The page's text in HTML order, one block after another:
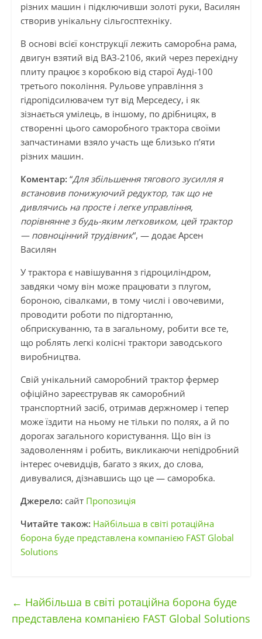
різних машин і підключивши золоті руки, Василян
створив унікальну сільгосптехніку.
В основі всієї конструкції лежить саморобна рама,
двигун взятий від ВАЗ-2106, який через перехідну
плиту працює з коробкою від старої Ауді-100
третього покоління. Рульове управління з
гідропідсилювачем тут від Мерседесу, і як
зізнається умілець, в іншому, по дрібницях, в
створенні цього саморобного трактора своїми
запчастинами взяло участь ще близько п’яти
різних машин.
Коментар: “Для збільшення тягового зусилля я
встановив понижуючий редуктор, так що не
дивлячись на просте і легке управління,
порівнянне з будь-яким легковиком, цей трактор
— повноцінний трудівник“, — додає Арсен
Василян
У трактора є навішування з гідроциліндром,
завдяки чому він може працювати з плугом,
бороною, сівалками, в тому числі і овочевими,
проводити роботи по підгортанню,
обприскуванню, та в загальному, робити все те,
що роблять легкі колісні трактори заводського
виробництва.
Свій унікальний саморобний трактор фермер
офіційно зареєстрував як саморобний
транспортний засіб, отримав держномер і тепер
може їздити на ньому не тільки по полях, а й по
дорогах загального користування. Що він із
задоволенням і робить, викликаючи непідробний
інтерес очевидців, багато з яких, до слова,
дивувалися, дізнавшись що це — саморобка.
Джерело: сайт Пропозиція
Читайте також: Найбільша в світі ротаційна
борона буде представлена компанією FAST Global
Solutions
← Найбільша в світі ротаційна борона буде
представлена компанією FAST Global Solutions